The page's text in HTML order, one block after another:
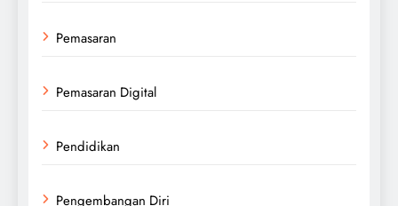
Pemasaran
Pemasaran Digital
Pendidikan
Pengembangan Diri